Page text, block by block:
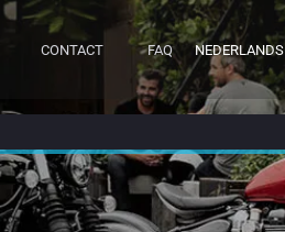
CONTACT FAQ NEDERLANDS